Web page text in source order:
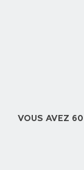
VOUS AVEZ